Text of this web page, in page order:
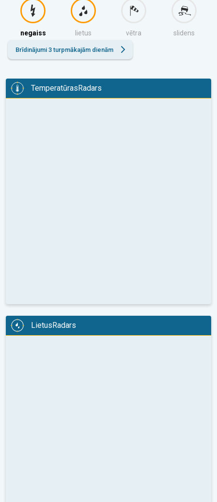
negaiss lietus vētra slidens
Brīdinājumi 3 turpmākajām dienām
TemperatūrasRadars
LietusRadars